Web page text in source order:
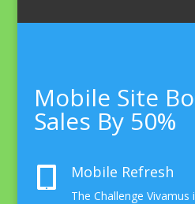
Mobile Site
Sales By 50%
Mobile Refresh
The Challenge